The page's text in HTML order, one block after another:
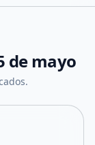
de mayo